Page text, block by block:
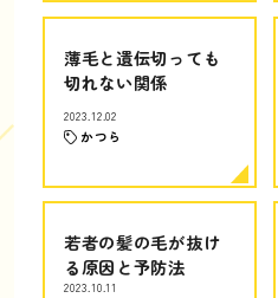
薄毛と遺伝切っても
切れない関係
2023.12.02
かつら
若者の髪の毛が抜け
る原因と予防法
2023.10.11